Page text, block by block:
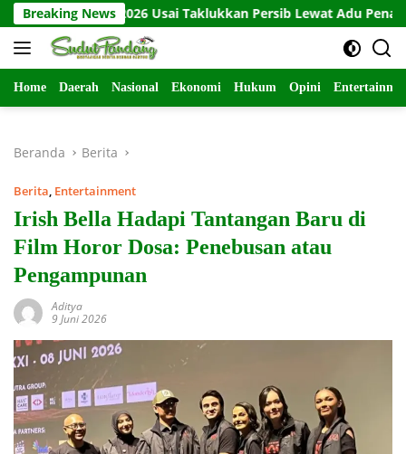
Langsung
ke
konten
Breaking News
2026 Usai Taklukkan Persib Lewat Adu Penalti
Home Daerah Nasional Ekonomi Hukum Opini
Beranda Berita
Berita, Entertainment
Irish Bella Hadapi Tantangan Baru di
Film Horor Dosa: Penebusan atau
Pengampunan
Aditya
9 Juni 2026